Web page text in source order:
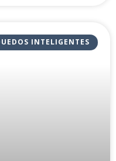
INTELIGENTES